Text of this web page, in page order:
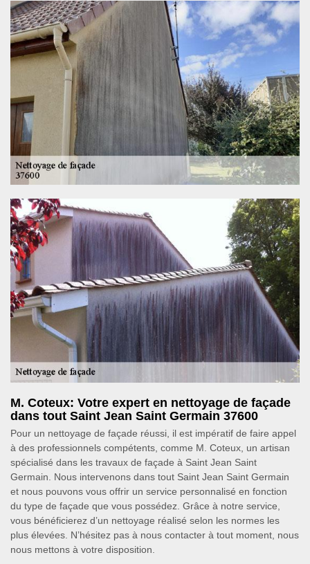
M. Coteux: Votre expert en nettoyage de façade
dans tout Saint Jean Saint Germain 37600
Pour un nettoyage de façade réussi, il est impératif de faire appel
à des professionnels compétents, comme M. Coteux, un artisan
spécialisé dans les travaux de façade à Saint Jean Saint
Germain. Nous intervenons dans tout Saint Jean Saint Germain
et nous pouvons vous offrir un service personnalisé en fonction
du type de façade que vous possédez. Grâce à notre service,
vous bénéficierez d’un nettoyage réalisé selon les normes les
plus élevées. N’hésitez pas à nous contacter à tout moment, nous
nous mettons à votre disposition.